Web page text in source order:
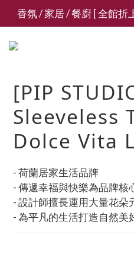
新會員募集現
香氛 / 家居 / 餐廚 [ 全館折
新會員募集現
[PIP
Sleeveless
Dolce Vita
- 荷蘭居家生活品牌
- 傳遞幸福與快樂為品牌核
- 設計師擅長運用大量花
- 為平凡的生活打造自然美